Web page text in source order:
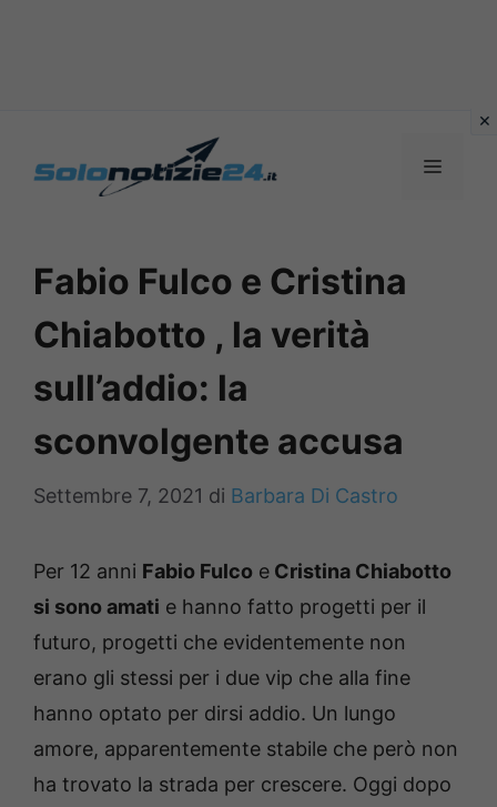
MENU
Fabio Fulco e Cristina
Chiabotto , la verità
sull’addio: la
sconvolgente accusa
Settembre 7, 2021 di Barbara Di Castro
Per 12 anni Fabio Fulco e Cristina Chiabotto
si sono amati e hanno fatto progetti per il
futuro, progetti che evidentemente non
erano gli stessi per i due vip che alla fine
hanno optato per dirsi addio. Un lungo
amore, apparentemente stabile che però non
ha trovato la strada per crescere. Oggi dopo